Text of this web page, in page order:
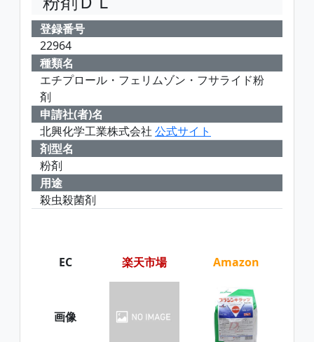
登録番号
22964
種類名
エチプロール・フェリムゾン・フサライド粉
剤
申請社(者)名
北興化学工業株式会社 公式サイト
剤型名
粉剤
用途
殺虫殺菌剤
EC 楽天市場 Amazon
画像